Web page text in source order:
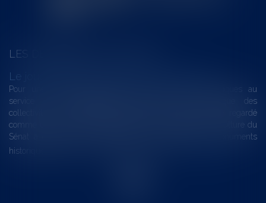
LES DERNIÈRES ACTUALITÉS
Le joug léger des monuments historiques
Pour une gestion patrimoniale des monuments historiques au
service du développement économique et touristique des
collectivités Le monument historique a longtemps été regardé
comme une charge. Le rapport que la commission de la culture du
Sénat a consacré, en juillet 2026, à la gestion des monuments
historiques invite à y voir aussi une ressour...